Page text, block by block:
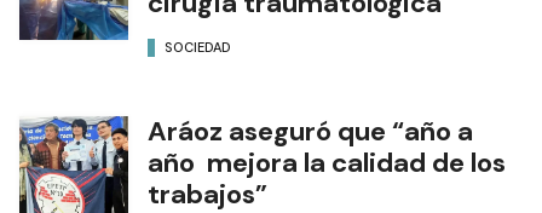
SOCIEDAD
Aráoz aseguró que “año a
año mejora la calidad de los
trabajos”